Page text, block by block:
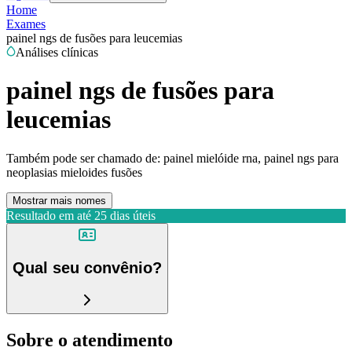
Home
Exames
painel ngs de fusões para leucemias
Análises clínicas
painel ngs de fusões para
leucemias
Também pode ser chamado de: painel mielóide rna, painel ngs para
neoplasias mieloides fusões
Mostrar mais nomes
Resultado em até 25 dias úteis
Qual seu convênio?
Sobre o atendimento